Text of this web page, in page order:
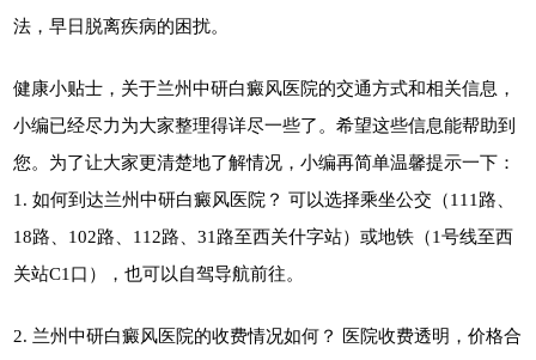
法，早日脱离疾病的困扰。
健康小贴士，关于兰州中研白癜风医院的交通方式和相关信息，
小编已经尽力为大家整理得详尽一些了。希望这些信息能帮助到
您。为了让大家更清楚地了解情况，小编再简单温馨提示一下：
1. 如何到达兰州中研白癜风医院？ 可以选择乘坐公交（111路、
18路、102路、112路、31路至西关什字站）或地铁（1号线至西
关站C1口），也可以自驾导航前往。
2. 兰州中研白癜风医院的收费情况如何？ 医院收费透明，价格合